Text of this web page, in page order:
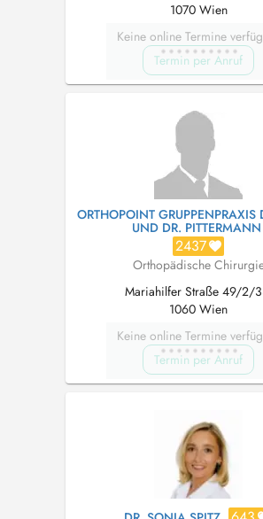
1070 Wien
Keine online Termine
Termin per Anruf
ORTHOPOINT GRUPPENPRAXIS
UND DR. PITTERMANN
2437
Orthopädische
Mariahilfer Straße 49/2/
1060 Wien
Keine online Termine
Termin per Anruf